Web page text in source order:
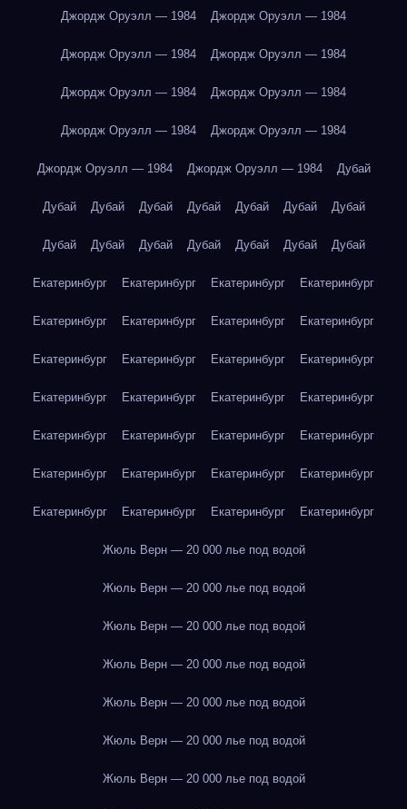
Джордж Оруэлл — 1984 Джордж Оруэлл — 1984
Джордж Оруэлл — 1984 Джордж Оруэлл — 1984
Джордж Оруэлл — 1984 Джордж Оруэлл — 1984
Джордж Оруэлл — 1984 Джордж Оруэлл — 1984
Джордж Оруэлл — 1984 Джордж Оруэлл — 1984 Дубай
Дубай Дубай Дубай Дубай Дубай Дубай Дубай
Дубай Дубай Дубай Дубай Дубай Дубай Дубай
Екатеринбург Екатеринбург Екатеринбург Екатеринбург
Екатеринбург Екатеринбург Екатеринбург Екатеринбург
Екатеринбург Екатеринбург Екатеринбург Екатеринбург
Екатеринбург Екатеринбург Екатеринбург Екатеринбург
Екатеринбург Екатеринбург Екатеринбург Екатеринбург
Екатеринбург Екатеринбург Екатеринбург Екатеринбург
Екатеринбург Екатеринбург Екатеринбург Екатеринбург
Жюль Верн — 20 000 лье под водой
Жюль Верн — 20 000 лье под водой
Жюль Верн — 20 000 лье под водой
Жюль Верн — 20 000 лье под водой
Жюль Верн — 20 000 лье под водой
Жюль Верн — 20 000 лье под водой
Жюль Верн — 20 000 лье под водой